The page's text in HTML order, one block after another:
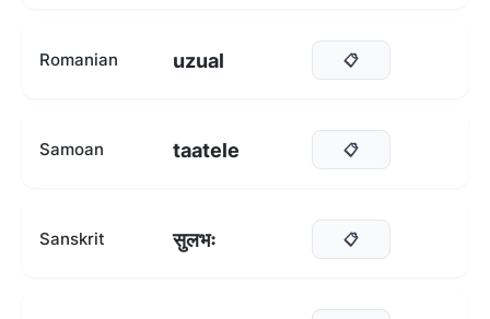
Romanian uzual 📋
Samoan taatele 📋
Sanskrit सुलभः 📋